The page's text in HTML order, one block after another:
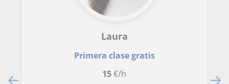
Laura
Primera clase gratis
15€/h